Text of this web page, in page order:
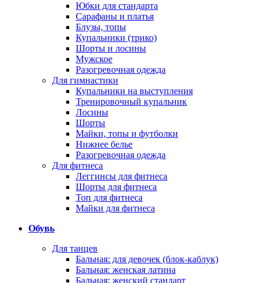
Юбки для стандарта
Сарафаны и платья
Блузы, топы
Купальники (трико)
Шорты и лосины
Мужское
Разогревочная одежда
Для гимнастики
Купальники на выступления
Тренировочный купальник
Лосины
Шорты
Майки, топы и футболки
Нижнее белье
Разогревочная одежда
Для фитнеса
Леггинсы для фитнеса
Шорты для фитнеса
Топ для фитнеса
Майки для фитнеса
Обувь
Для танцев
Бальная: для девочек (блок-каблук)
Бальная: женская латина
Бальная: женский стандарт